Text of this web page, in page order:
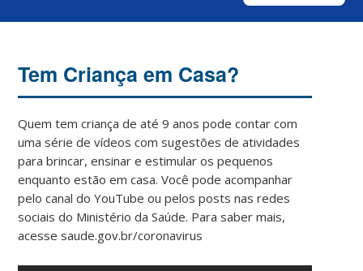
Tem Criança em Casa?
Quem tem criança de até 9 anos pode contar com
uma série de vídeos com sugestões de atividades
para brincar, ensinar e estimular os pequenos
enquanto estão em casa. Você pode acompanhar
pelo canal do YouTube ou pelos posts nas redes
sociais do Ministério da Saúde. Para saber mais,
acesse saude.gov.br/coronavirus